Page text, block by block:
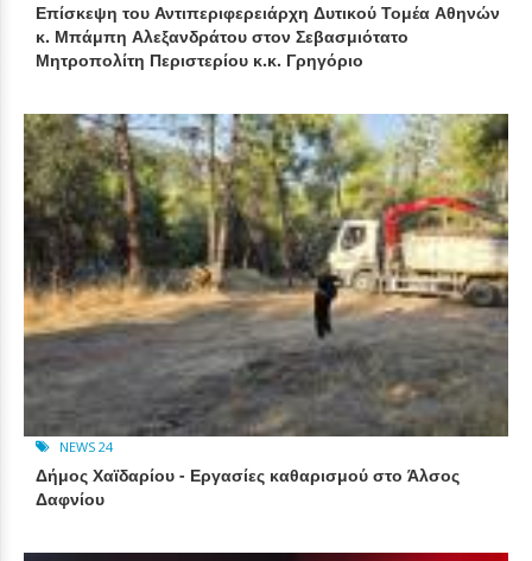
Επίσκεψη του Αντιπεριφερειάρχη Δυτικού Τομέα Αθηνών
κ. Μπάμπη Αλεξανδράτου στον Σεβασμιότατο
Μητροπολίτη Περιστερίου κ.κ. Γρηγόριο
NEWS 24
Δήμος Χαϊδαρίου - Εργασίες καθαρισμού στο Άλσος
Δαφνίου